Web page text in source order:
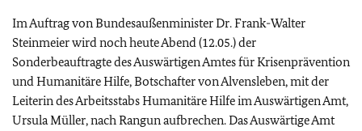
Im Auftrag von Bundesaußenminister Dr. Frank-Walter
Steinmeier wird noch heute Abend (12.05.) der
Sonderbeauftragte des Auswärtigen Amtes für Krisenprävention
und Humanitäre Hilfe, Botschafter von Alvensleben, mit der
Leiterin des Arbeitsstabs Humanitäre Hilfe im Auswärtigen Amt,
Ursula Müller, nach Rangun aufbrechen. Das Auswärtige Amt